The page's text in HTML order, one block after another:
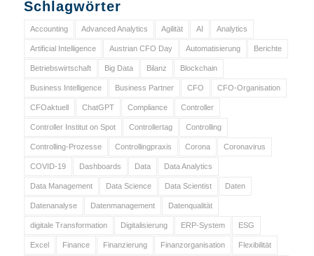
Schlagwörter
Accounting Advanced Analytics Agilität AI Analytics
Artificial Intelligence Austrian CFO Day Automatisierung Berichte
Betriebswirtschaft Big Data Bilanz Blockchain
Business Intelligence Business Partner CFO CFO-Organisation
CFOaktuell ChatGPT Compliance Controller
Controller Institut on Spot Controllertag Controlling
Controlling-Prozesse Controllingpraxis Corona Coronavirus
COVID-19 Dashboards Data Data Analytics
Data Management Data Science Data Scientist Daten
Datenanalyse Datenmanagement Datenqualität
digitale Transformation Digitalisierung ERP-System ESG
Excel Finance Finanzierung Finanzorganisation Flexibilität